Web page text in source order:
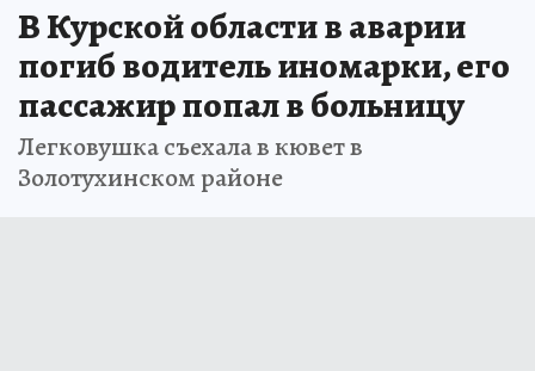
В Курской области в аварии
погиб водитель иномарки, его
пассажир попал в больницу
Легковушка съехала в кювет в
Золотухинском районе